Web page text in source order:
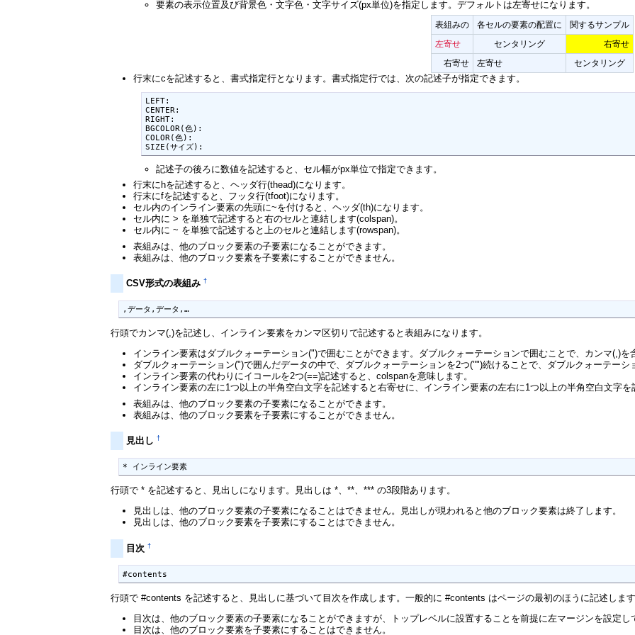
要素の表示位置及び背景色・文字色・文字サイズ(px単位)を指定します。デフォルトは左寄せになります。
表組みの 各セルの要素の配置に 関するサンプル
左寄せ センタリング 右寄せ
右寄せ 左寄せ センタリング
行末にcを記述すると、書式指定行となります。書式指定行では、次の記述子が指定できます。
LEFT:
CENTER:
RIGHT:
BGCOLOR(色):
COLOR(色):
SIZE(サイズ):
記述子の後ろに数値を記述すると、セル幅がpx単位で指定できます。
行末にhを記述すると、ヘッダ行(thead)になります。
行末にfを記述すると、フッタ行(tfoot)になります。
セル内のインライン要素の先頭に~を付けると、ヘッダ(th)になります。
セル内に > を単独で記述すると右のセルと連結します(colspan)。
セル内に ~ を単独で記述すると上のセルと連結します(rowspan)。
表組みは、他のブロック要素の子要素になることができます。
表組みは、他のブロック要素を子要素にすることができません。
CSV形式の表組み†
,データ,データ,…
行頭でカンマ(,)を記述し、インライン要素をカンマ区切りで記述すると表組みになります。
インライン要素はダブルクォーテーション(")で囲むことができます。ダブルクォーテーションで囲むことで、カンマ(,)
ダブルクォーテーション(")で囲んだデータの中で、ダブルクォーテーションを2つ("")続けることで、ダブルクォーテー
インライン要素の代わりにイコールを2つ(==)記述すると、colspanを意味します。
インライン要素の左に1つ以上の半角空白文字を記述すると右寄せに、インライン要素の左右に1つ以上の半角空白文字
表組みは、他のブロック要素の子要素になることができます。
表組みは、他のブロック要素を子要素にすることができません。
見出し†
* インライン要素
行頭で * を記述すると、見出しになります。見出しは *、**、*** の3段階あります。
見出しは、他のブロック要素の子要素になることはできません。見出しが現われると他のブロック要素は終了します。
見出しは、他のブロック要素を子要素にすることはできません。
目次†
#contents
行頭で #contents を記述すると、見出しに基づいて目次を作成します。一般的に #contents はページの最初のほうに記述しま
目次は、他のブロック要素の子要素になることができますが、トップレベルに設置することを前提に左マージンを設定
目次は、他のブロック要素を子要素にすることはできません。